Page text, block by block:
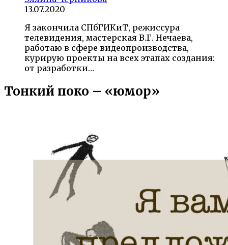
13.07.2020
Я закончила СПбГИКиТ, режиссура
телевидения, мастерская В.Г. Нечаева,
работаю в сфере видеопроизводства,
курирую проекты на всех этапах создания:
от разработки…
Тонкий поко – «юмор»